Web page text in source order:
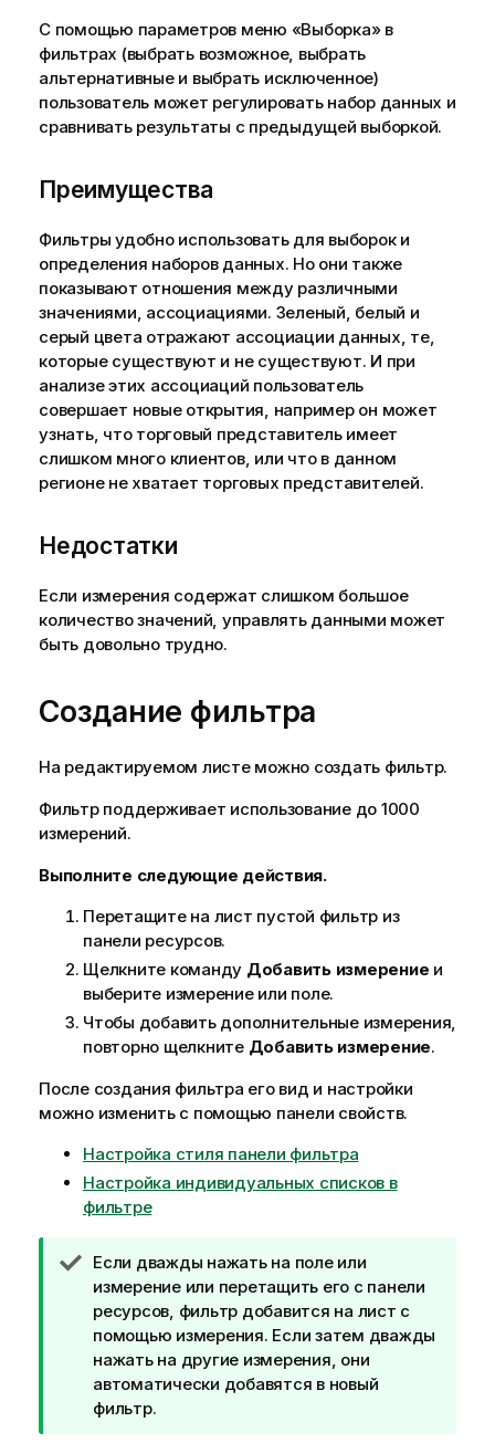
С помощью параметров меню «Выборка» в
фильтрах (выбрать возможное, выбрать
альтернативные и выбрать исключенное)
пользователь может регулировать набор данных и
сравнивать результаты с предыдущей выборкой.
Преимущества
Фильтры удобно использовать для выборок и
определения наборов данных. Но они также
показывают отношения между различными
значениями, ассоциациями. Зеленый, белый и
серый цвета отражают ассоциации данных, те,
которые существуют и не существуют. И при
анализе этих ассоциаций пользователь
совершает новые открытия, например он может
узнать, что торговый представитель имеет
слишком много клиентов, или что в данном
регионе не хватает торговых представителей.
Недостатки
Если измерения содержат слишком большое
количество значений, управлять данными может
быть довольно трудно.
Создание фильтра
На редактируемом листе можно создать фильтр.
Фильтр поддерживает использование до 1000
измерений.
Выполните следующие действия.
Перетащите на лист пустой фильтр из
панели ресурсов.
Щелкните команду Добавить измерение и
выберите измерение или поле.
Чтобы добавить дополнительные измерения,
повторно щелкните Добавить измерение.
После создания фильтра его вид и настройки
можно изменить с помощью панели свойств.
Настройка стиля панели фильтра
Настройка индивидуальных списков в
фильтре
П
р
и
м
е
ч
а
Если дважды нажать на поле или
измерение или перетащить его с панели
ресурсов, фильтр добавится на лист с
помощью измерения. Если затем дважды
нажать на другие измерения, они
автоматически добавятся в новый
фильтр.